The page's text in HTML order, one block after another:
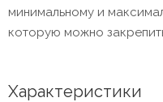
минимальному и
которую можно
Характеристики